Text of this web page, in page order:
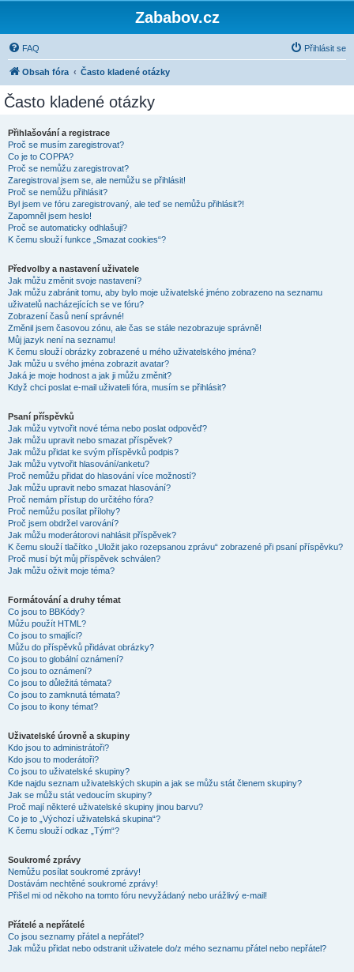
Zababov.cz
FAQ Přihlásit se
Obsah fóra Často kladené otázky
Často kladené otázky
Přihlašování a registrace
Proč se musím zaregistrovat?
Co je to COPPA?
Proč se nemůžu zaregistrovat?
Zaregistroval jsem se, ale nemůžu se přihlásit!
Proč se nemůžu přihlásit?
Byl jsem ve fóru zaregistrovaný, ale teď se nemůžu přihlásit?!
Zapomněl jsem heslo!
Proč se automaticky odhlašuji?
K čemu slouží funkce „Smazat cookies“?
Předvolby a nastavení uživatele
Jak můžu změnit svoje nastavení?
Jak můžu zabránit tomu, aby bylo moje uživatelské jméno zobrazeno na seznamu
uživatelů nacházejících se ve fóru?
Zobrazení časů není správné!
Změnil jsem časovou zónu, ale čas se stále nezobrazuje správně!
Můj jazyk není na seznamu!
K čemu slouží obrázky zobrazené u mého uživatelského jména?
Jak můžu u svého jména zobrazit avatar?
Jaká je moje hodnost a jak ji můžu změnit?
Když chci poslat e-mail uživateli fóra, musím se přihlásit?
Psaní příspěvků
Jak můžu vytvořit nové téma nebo poslat odpověď?
Jak můžu upravit nebo smazat příspěvek?
Jak můžu přidat ke svým příspěvků podpis?
Jak můžu vytvořit hlasování/anketu?
Proč nemůžu přidat do hlasování více možností?
Jak můžu upravit nebo smazat hlasování?
Proč nemám přístup do určitého fóra?
Proč nemůžu posílat přílohy?
Proč jsem obdržel varování?
Jak můžu moderátorovi nahlásit příspěvek?
K čemu slouží tlačítko „Uložit jako rozepsanou zprávu“ zobrazené při psaní příspěvku?
Proč musí být můj příspěvek schválen?
Jak můžu oživit moje téma?
Formátování a druhy témat
Co jsou to BBKódy?
Můžu použít HTML?
Co jsou to smajlíci?
Můžu do příspěvků přidávat obrázky?
Co jsou to globální oznámení?
Co jsou to oznámení?
Co jsou to důležitá témata?
Co jsou to zamknutá témata?
Co jsou to ikony témat?
Uživatelské úrovně a skupiny
Kdo jsou to administrátoři?
Kdo jsou to moderátoři?
Co jsou to uživatelské skupiny?
Kde najdu seznam uživatelských skupin a jak se můžu stát členem skupiny?
Jak se můžu stát vedoucím skupiny?
Proč mají některé uživatelské skupiny jinou barvu?
Co je to „Výchozí uživatelská skupina“?
K čemu slouží odkaz „Tým“?
Soukromé zprávy
Nemůžu posílat soukromé zprávy!
Dostávám nechtěné soukromé zprávy!
Přišel mi od někoho na tomto fóru nevyžádaný nebo urážlivý e-mail!
Přátelé a nepřátelé
Co jsou seznamy přátel a nepřátel?
Jak můžu přidat nebo odstranit uživatele do/z mého seznamu přátel nebo nepřátel?